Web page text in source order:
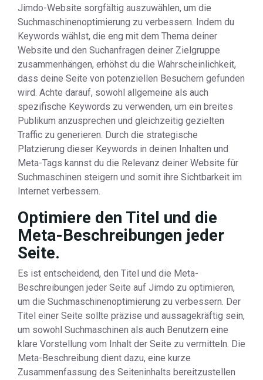
Jimdo-Website sorgfältig auszuwählen, um die
Suchmaschinenoptimierung zu verbessern. Indem du
Keywords wählst, die eng mit dem Thema deiner
Website und den Suchanfragen deiner Zielgruppe
zusammenhängen, erhöhst du die Wahrscheinlichkeit,
dass deine Seite von potenziellen Besuchern gefunden
wird. Achte darauf, sowohl allgemeine als auch
spezifische Keywords zu verwenden, um ein breites
Publikum anzusprechen und gleichzeitig gezielten
Traffic zu generieren. Durch die strategische
Platzierung dieser Keywords in deinen Inhalten und
Meta-Tags kannst du die Relevanz deiner Website für
Suchmaschinen steigern und somit ihre Sichtbarkeit im
Internet verbessern.
Optimiere den Titel und die
Meta-Beschreibungen jeder
Seite.
Es ist entscheidend, den Titel und die Meta-
Beschreibungen jeder Seite auf Jimdo zu optimieren,
um die Suchmaschinenoptimierung zu verbessern. Der
Titel einer Seite sollte präzise und aussagekräftig sein,
um sowohl Suchmaschinen als auch Benutzern eine
klare Vorstellung vom Inhalt der Seite zu vermitteln. Die
Meta-Beschreibung dient dazu, eine kurze
Zusammenfassung des Seiteninhalts bereitzustellen